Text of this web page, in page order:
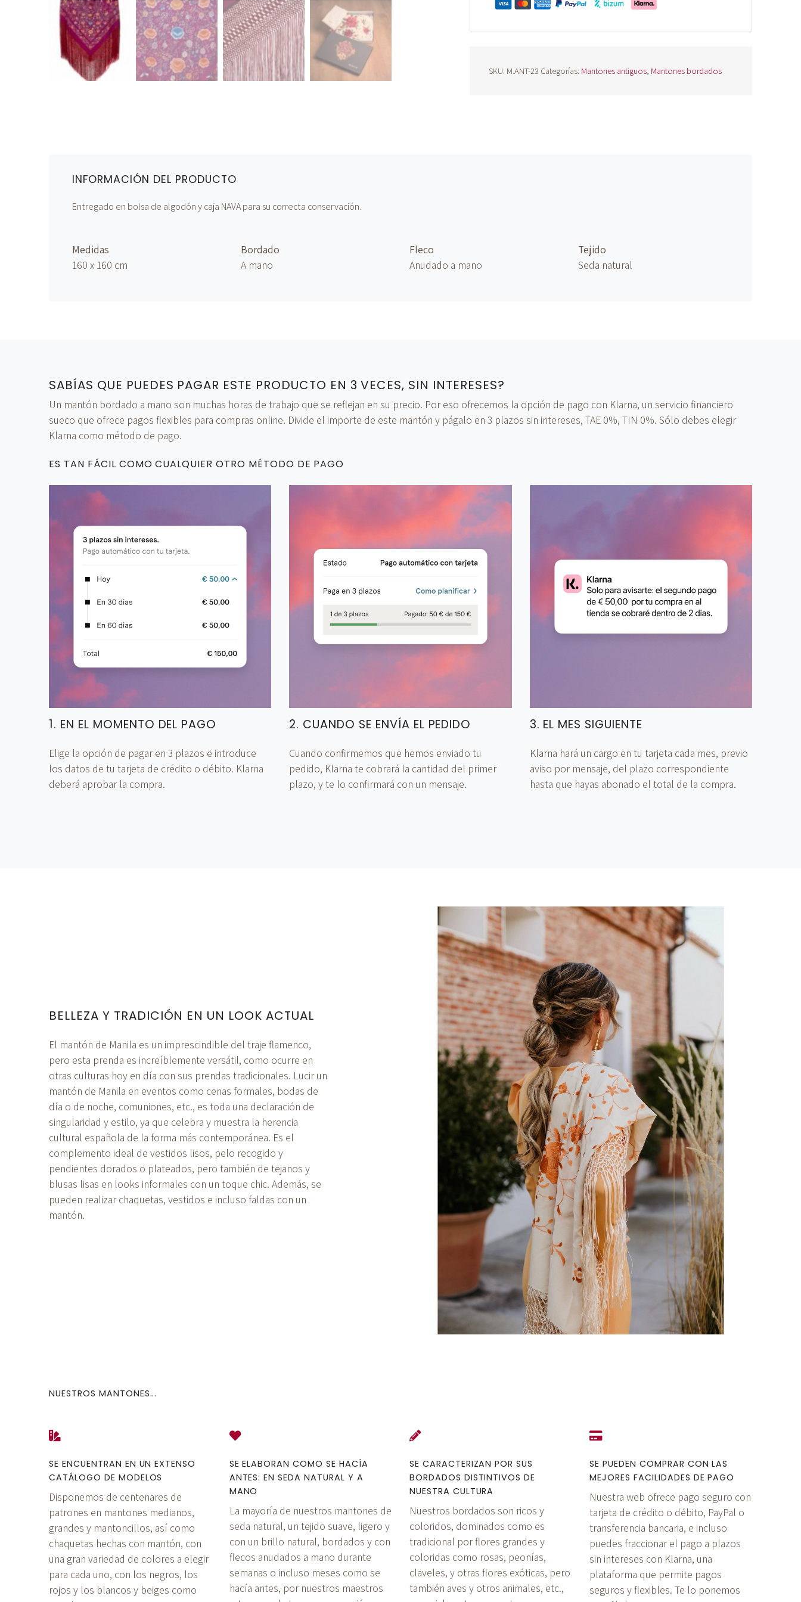
M.ANT-
cantidad
SKU: M.ANT-23 Categorías: Mantones antiguos, Mantones bordados
INFORMACIÓN DEL PRODUCTO
Entregado en bolsa de algodón y caja NAVA para su correcta conservación.
Medidas
160 x 160 cm
Bordado
A mano
Fleco
Anudado a mano
Tejido
Seda natural
SABÍAS QUE PUEDES PAGAR ESTE PRODUCTO EN 3 VECES, SIN INTERESES?
Un mantón bordado a mano son muchas horas de trabajo que se reflejan en su precio. Por eso ofrecemos la opción de pago con Klarna, un servicio financiero
sueco que ofrece pagos flexibles para compras online. Divide el importe de este mantón y págalo en 3 plazos sin intereses, TAE 0%, TIN 0%. Sólo debes elegir
Klarna como método de pago.
ES TAN FÁCIL COMO CUALQUIER OTRO MÉTODO DE PAGO
1. EN EL MOMENTO DEL PAGO
Elige la opción de pagar en 3 plazos e introduce
los datos de tu tarjeta de crédito o débito. Klarna
deberá aprobar la compra.
2. CUANDO SE ENVÍA EL PEDIDO
Cuando confirmemos que hemos enviado tu
pedido, Klarna te cobrará la cantidad del primer
plazo, y te lo confirmará con un mensaje.
3. EL MES SIGUIENTE
Klarna hará un cargo en tu tarjeta cada mes, previo
aviso por mensaje, del plazo correspondiente
hasta que hayas abonado el total de la compra.
BELLEZA Y TRADICIÓN EN UN LOOK ACTUAL
El mantón de Manila es un imprescindible del traje flamenco,
pero esta prenda es increíblemente versátil, como ocurre en
otras culturas hoy en día con sus prendas tradicionales. Lucir un
mantón de Manila en eventos como cenas formales, bodas de
día o de noche, comuniones, etc., es toda una declaración de
singularidad y estilo, ya que celebra y muestra la herencia
cultural española de la forma más contemporánea. Es el
complemento ideal de vestidos lisos, pelo recogido y
pendientes dorados o plateados, pero también de tejanos y
blusas lisas en looks informales con un toque chic. Además, se
pueden realizar chaquetas, vestidos e incluso faldas con un
mantón.
NUESTROS MANTONES...
SE ENCUENTRAN EN UN EXTENSO
CATÁLOGO DE MODELOS
Disponemos de centenares de
patrones en mantones medianos,
grandes y mantoncillos, así como
chaquetas hechas con mantón, con
una gran variedad de colores a elegir
para cada uno, con los negros, los
rojos y los blancos y beiges como
SE ELABORAN COMO SE HACÍA
ANTES: EN SEDA NATURAL Y A
MANO
La mayoría de nuestros mantones de
seda natural, un tejido suave, ligero y
con un brillo natural, bordados y con
flecos anudados a mano durante
semanas o incluso meses como se
hacía antes, por nuestros maestros
SE CARACTERIZAN POR SUS
BORDADOS DISTINTIVOS DE
NUESTRA CULTURA
Nuestros bordados son ricos y
coloridos, dominados como es
tradicional por flores grandes y
coloridas como rosas, peonías,
claveles, y otras flores exóticas, pero
también aves y otros animales, etc.,
SE PUEDEN COMPRAR CON LAS
MEJORES FACILIDADES DE PAGO
Nuestra web ofrece pago seguro con
tarjeta de crédito o débito, PayPal o
transferencia bancaria, e incluso
puedes fraccionar el pago a plazos
sin intereses con Klarna, una
plataforma que permite pagos
seguros y flexibles. Te lo ponemos